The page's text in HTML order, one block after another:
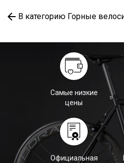
В категорию Горные
Самые низкие
цены
Официальная